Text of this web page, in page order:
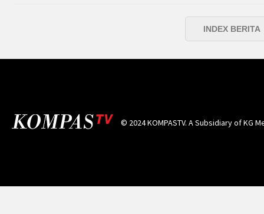
INDEX BERITA
© 2024 KOMPASTV. A Subsidiary ofKG